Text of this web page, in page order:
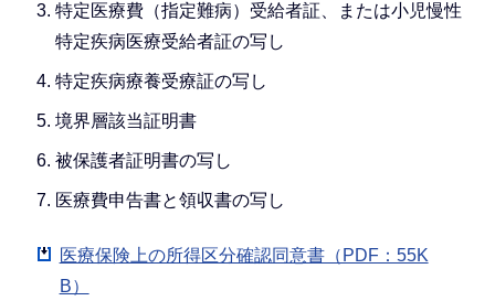
特定医療費（指定難病）受給者証、または小児慢性
特定疾病医療受給者証の写し
特定疾病療養受療証の写し
境界層該当証明書
被保護者証明書の写し
医療費申告書と領収書の写し
医療保険上の所得区分確認同意書（PDF：55K
B）